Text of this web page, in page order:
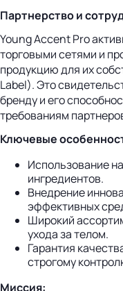
Партнерство и
Young Accent Pro
торговыми сетями и
продукцию для их
Label). Это
бренду и его
требованиям
Ключевые
Использование
ингредиентов.
Внедрение
эффективных
Широкий
ухода за телом.
Гарантия
строгому
Миссия: